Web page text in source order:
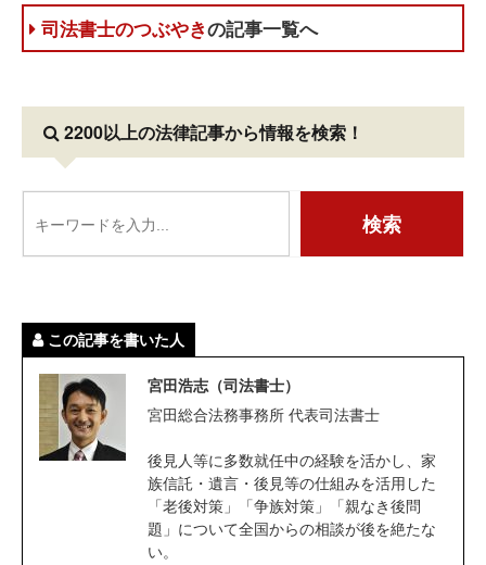
司法書士のつぶやきの記事一覧へ
2200以上の法律記事から情報を検索！
この記事を書いた人
宮田浩志（司法書士）
宮田総合法務事務所 代表司法書士
後見人等に多数就任中の経験を活かし、家
族信託・遺言・後見等の仕組みを活用した
「老後対策」「争族対策」「親なき後問
題」について全国からの相談が後を絶たな
い。